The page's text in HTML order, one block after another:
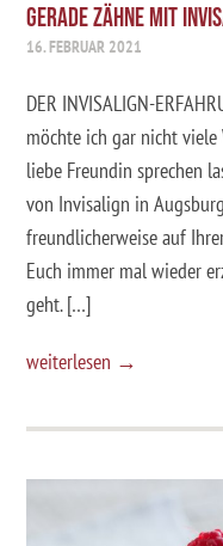
GERADE ZÄHNE MIT
16. FEBRUAR 2021
DER INVISALIGN-
möchte ich gar nicht
liebe Freundin sprechen
von Invisalign in
freundlicherweise auf
Euch immer mal wieder
geht. […]
weiterlesen →